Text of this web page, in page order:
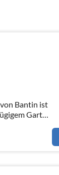
Bantin ist
Garten